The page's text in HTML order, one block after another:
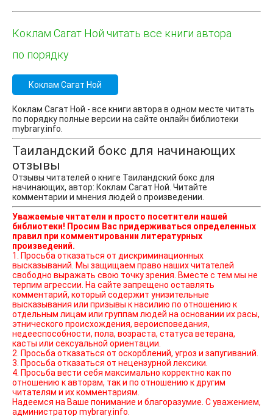
Коклам Сагат Ной читать все книги автора
по порядку
Коклам Сагат Ной
Коклам Сагат Ной - все книги автора в одном месте читать
по порядку полные версии на сайте онлайн библиотеки
mybrary.info.
Таиландский бокс для начинающих
отзывы
Отзывы читателей о книге Таиландский бокс для
начинающих, автор: Коклам Сагат Ной. Читайте
комментарии и мнения людей о произведении.
Уважаемые читатели и просто посетители нашей
библиотеки! Просим Вас придерживаться определенных
правил при комментировании литературных
произведений.
1. Просьба отказаться от дискриминационных
высказываний. Мы защищаем право наших читателей
свободно выражать свою точку зрения. Вместе с тем мы не
терпим агрессии. На сайте запрещено оставлять
комментарий, который содержит унизительные
высказывания или призывы к насилию по отношению к
отдельным лицам или группам людей на основании их расы,
этнического происхождения, вероисповедания,
недееспособности, пола, возраста, статуса ветерана,
касты или сексуальной ориентации.
2. Просьба отказаться от оскорблений, угроз и запугиваний.
3. Просьба отказаться от нецензурной лексики.
4. Просьба вести себя максимально корректно как по
отношению к авторам, так и по отношению к другим
читателям и их комментариям.
Надеемся на Ваше понимание и благоразумие. С уважением,
администратор mybrary.info.